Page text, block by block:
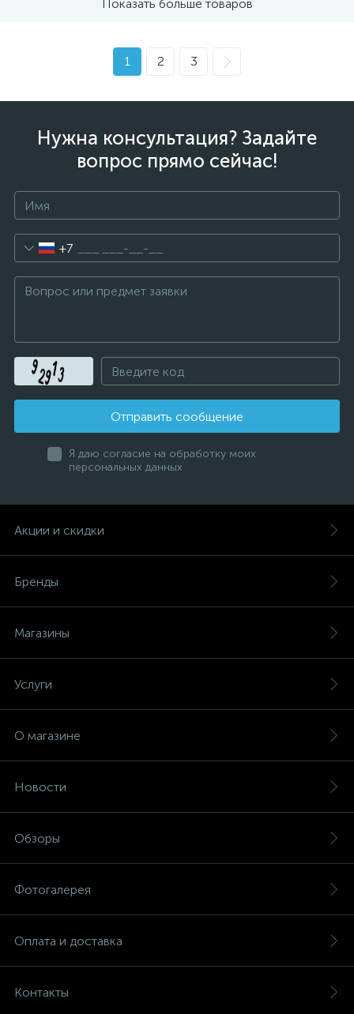
Показать больше товаров
1 2 3
Нужна консультация? Задайте
вопрос прямо сейчас!
+7
Отправить сообщение
Я даю согласие на обработку моих
персональных данных
Акции и скидки
Бренды
Магазины
Услуги
О магазине
Новости
Обзоры
Фотогалерея
Оплата и доставка
Контакты